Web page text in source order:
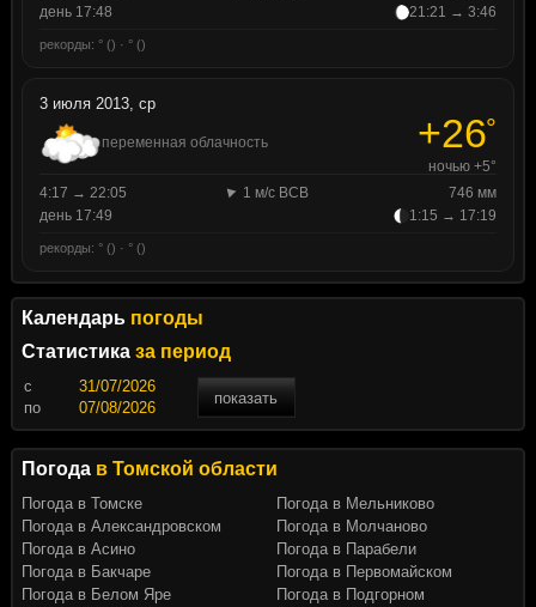
день 17:48
21:21 → 3:46
рекорды: ° () · ° ()
3 июля 2013, ср
переменная облачность +26°
ночью +5°
4:17 → 22:05
1 м/с ВСВ
746 мм
день 17:49
1:15 → 17:19
рекорды: ° () · ° ()
Календарь погоды
Статистика за период
c
показать
по
Погода в Томской области
Погода в Томске
Погода в Александровском
Погода в Асино
Погода в Бакчаре
Погода в Белом Яре
Погода в Мельниково
Погода в Молчаново
Погода в Парабели
Погода в Первомайском
Погода в Подгорном